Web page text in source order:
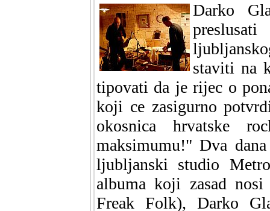
Darko
staviti na
tipovati da je rijec o
koji ce zasigurno
okosnica hrvatske
maksimumu!" Dva
ljubljanski studio
albuma koji zasad
Freak Folk), Darko